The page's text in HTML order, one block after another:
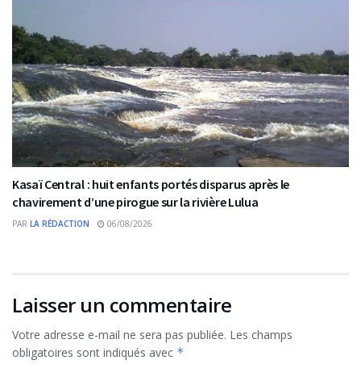
Kasaï Central : huit enfants portés disparus après le
chavirement d’une pirogue sur la rivière Lulua
PAR LA RÉDACTION 06/08/2026
Laisser un commentaire
Votre adresse e-mail ne sera pas publiée. Les champs
obligatoires sont indiqués avec *